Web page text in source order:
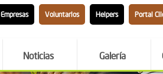
Empresas Voluntarios Helpers Portal
Noticias Galería